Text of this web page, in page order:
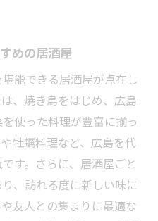
めの居酒屋
能できる居酒屋が点在し
、焼き鳥をはじめ、広島
使った料理が豊富に揃っ
牡蠣料理など、広島を代
す。さらに、居酒屋ごと
、訪れる度に新しい味に
友人との集まりに最適な